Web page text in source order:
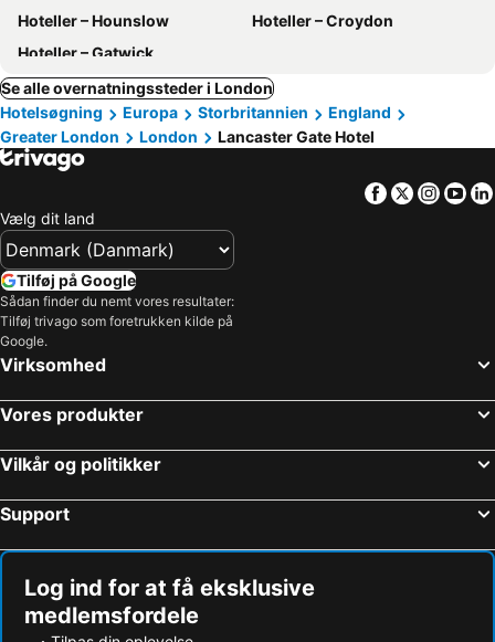
Hoteller – Hounslow
Hoteller – Croydon
Hoteller – Gatwick
Se alle overnatningssteder i London
Hotelsøgning
Europa Storbritannien
England
Greater London
London Lancaster Gate Hotel
Facebook
Twitter
Vælg dit land
Tilføj på Google
Sådan finder du nemt vores resultater:
Tilføj trivago som foretrukken kilde på
Google.
Virksomhed
Vores produkter
Vilkår og politikker
Support
Log ind for at få eksklusive
medlemsfordele